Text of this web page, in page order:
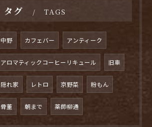
タグ TAGS
中野 カフェバー アンティーク
アロマティックコーヒーリキュール 旧車
隠れ家 レトロ 京野菜 粉もん
骨董 朝まで 薬師柳通